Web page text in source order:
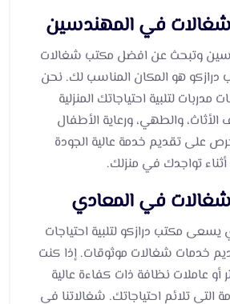
في المهندسين
وتبحث عن افضل مكتب شغالات
درازكو هو المكان المناسب لك. نحن
لتلبية احتياجاتك المنزلية
والطهي، ورعاية الأطفال
على تقديم خدمة عالية الجودة
تواجدك في منزلك.
في المعادي
مكتب درازكو لتلبية احتياجات
خدمات شغالات موثوقات. إذا كنت
أو عاملات نظافة ذات كفاءة عالية
التي تلائم احتياجاتك. شغالاتنا في